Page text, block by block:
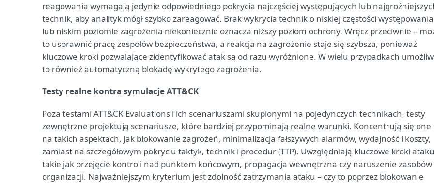
reagowania wymagają jedynie odpowiedniego pokrycia najczęściej występujących lub
technik, aby analityk mógł szybko zareagować. Brak wykrycia technik o niskiej częstości występowania
lub niskim poziomie zagrożenia niekoniecznie oznacza niższy poziom ochrony. Wręcz przeciwnie –
to usprawnić pracę zespołów bezpieczeństwa, a reakcja na zagrożenie staje się szybsza, ponieważ
kluczowe kroki pozwalające zidentyfikować atak są od razu wyróżnione. W wielu przypadkach
to również automatyczną blokadę wykrytego zagrożenia.
Testy realne kontra symulacje ATT&CK
Poza testami ATT&CK Evaluations i ich scenariuszami skupionymi na pojedynczych technikach, testy
zewnętrzne projektują scenariusze, które bardziej przypominają realne warunki. Koncentrują się one
na takich aspektach, jak blokowanie zagrożeń, minimalizacja fałszywych alarmów, wydajność i koszty,
zamiast na szczegółowym pokryciu taktyk, technik i procedur (TTP). Uwzględniają kluczowe kroki
takie jak przejęcie kontroli nad punktem końcowym, propagacja wewnętrzna czy naruszenie zasobów
organizacji. Najważniejszym kryterium jest zdolność zatrzymania ataku – czy to poprzez blokowanie